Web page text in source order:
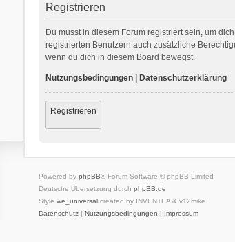
Registrieren
Du musst in diesem Forum registriert sein, um
registrierten Benutzern auch zusätzliche
wenn du dich in diesem Board bewegst.
Nutzungsbedingungen| Datenschutzerklärung
Registrieren
Powered by phpBB® Forum Software © phpBB Limited
Deutsche Übersetzung durch phpBB.de
Style we_universalcreated by INVENTEA & v12mike
Datenschutz| Nutzungsbedingungen | Impressum